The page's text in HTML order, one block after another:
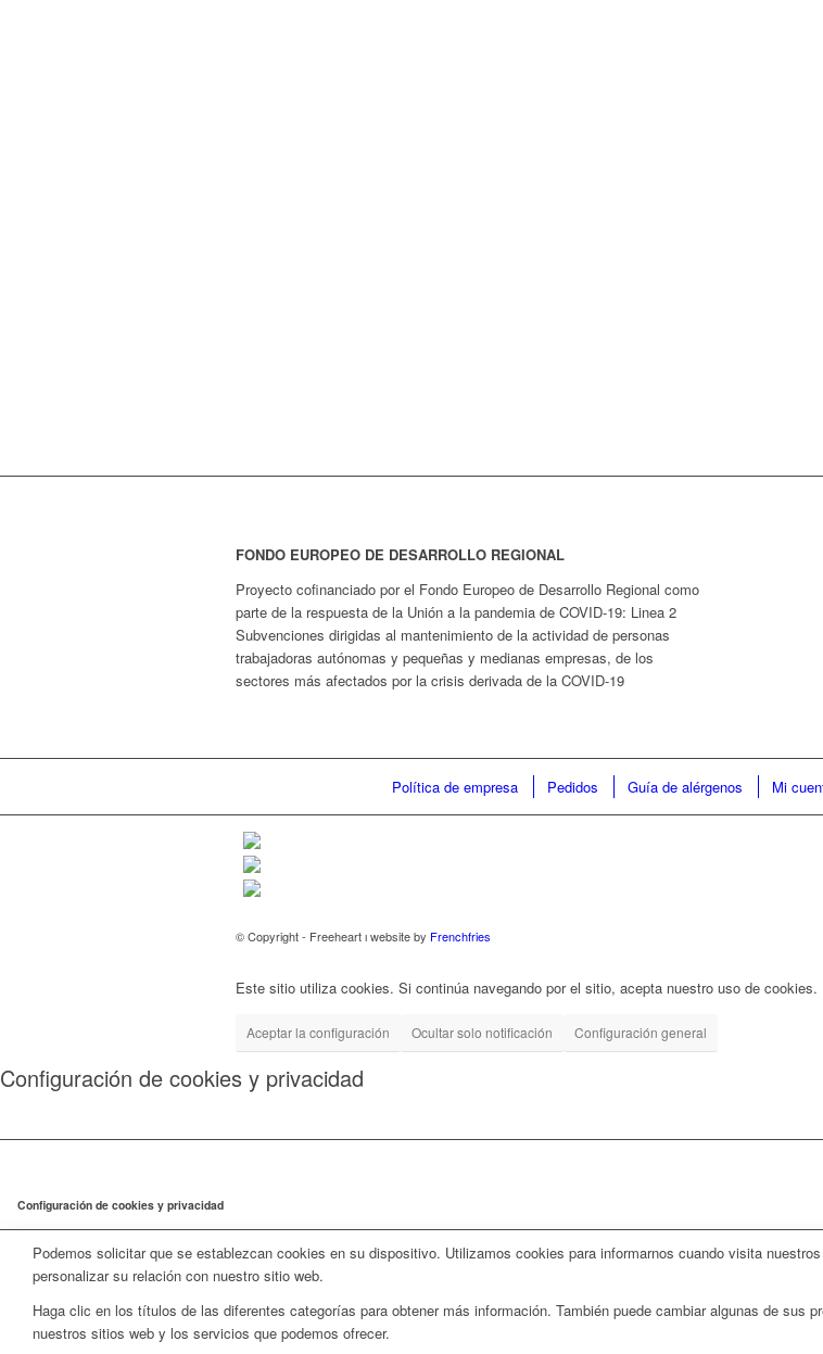
FONDO EUROPEO DE DESARROLLO REGIONAL
Proyecto cofinanciado por el Fondo Europeo de Desarrollo Regional como
parte de la respuesta de la Unión a la pandemia de COVID-19: Linea 2
Subvenciones dirigidas al mantenimiento de la actividad de personas
trabajadoras autónomas y pequeñas y medianas empresas, de los
sectores más afectados por la crisis derivada de la COVID-19
Política de empresa Pedidos Guía de alérgenos Mi
© Copyright - Freeheart ı website by Frenchfries
Este sitio utiliza cookies. Si continúa navegando por el sitio, acepta nuestro uso de cookies.
Aceptar la configuración Ocultar solo notificación Configuración general
Configuración de cookies y privacidad
Configuración de cookies y privacidad
Podemos solicitar que se establezcan cookies en su dispositivo. Utilizamos cookies para informarnos cuando visita
personalizar su relación con nuestro sitio web.
Haga clic en los títulos de las diferentes categorías para obtener más información. También puede cambiar algunas de sus
nuestros sitios web y los servicios que podemos ofrecer.